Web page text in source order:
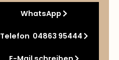
WhatsApp
Telefon 04863 95444